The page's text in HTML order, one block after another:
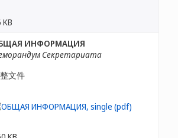
KB
ИНФОРМАЦИЯ
Секретариата
文件